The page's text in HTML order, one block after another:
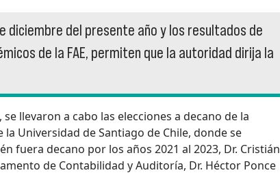
diciembre del presente año y los resultados de
de la FAE, permiten que la autoridad dirija la
llevaron a cabo las elecciones a decano de la
Universidad de Santiago de Chile, donde se
fuera decano por los años 2021 al 2023, Dr. Cristián
de Contabilidad y Auditoría, Dr. Héctor Ponce